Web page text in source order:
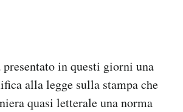
in questi giorni una
alla legge sulla stampa che
quasi letterale una norma